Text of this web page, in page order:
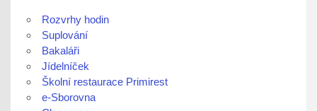
Rozvrhy hodin
Suplování
Bakaláři
Jídelníček
Školní restaurace Primirest
e-Sborovna